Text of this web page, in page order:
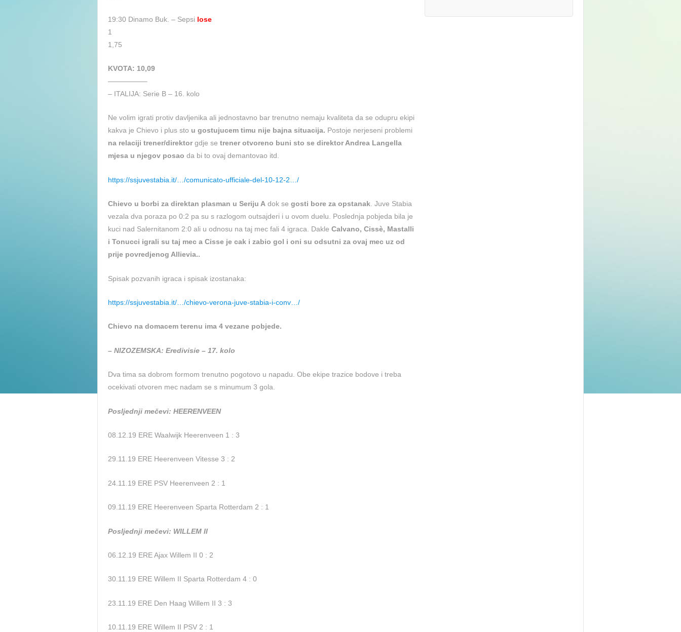
19:30 Dinamo Buk. – Sepsi lose
1
1,75
KVOTA: 10,09
—————–
– ITALIJA: Serie B – 16. kolo
Ne volim igrati protiv davljenika ali jednostavno bar trenutno nemaju kvaliteta da se odupru ekipi
kakva je Chievo i plus sto u gostujucem timu nije bajna situacija. Postoje nerjeseni problemi
na relaciji trener/direktor gdje se trener otvoreno buni sto se direktor Andrea Langella
mjesa u njegov posao da bi to ovaj demantovao itd.
https://ssjuvestabia.it/…/comunicato-ufficiale-del-10-12-2…/
Chievo u borbi za direktan plasman u Seriju A dok se gosti bore za opstanak. Juve Stabia
vezala dva poraza po 0:2 pa su s razlogom outsajderi i u ovom duelu. Poslednja pobjeda bila je
kuci nad Salernitanom 2:0 ali u odnosu na taj mec fali 4 igraca. Dakle Calvano, Cissè, Mastalli
i Tonucci igrali su taj mec a Cisse je cak i zabio gol i oni su odsutni za ovaj mec uz od
prije povredjenog Allievia..
Spisak pozvanih igraca i spisak izostanaka:
https://ssjuvestabia.it/…/chievo-verona-juve-stabia-i-conv…/
Chievo na domacem terenu ima 4 vezane pobjede.
– NIZOZEMSKA: Eredivisie – 17. kolo
Dva tima sa dobrom formom trenutno pogotovo u napadu. Obe ekipe trazice bodove i treba
ocekivati otvoren mec nadam se s minumum 3 gola.
Posljednji mečevi: HEERENVEEN
08.12.19 ERE Waalwijk Heerenveen 1 : 3
29.11.19 ERE Heerenveen Vitesse 3 : 2
24.11.19 ERE PSV Heerenveen 2 : 1
09.11.19 ERE Heerenveen Sparta Rotterdam 2 : 1
Posljednji mečevi: WILLEM II
06.12.19 ERE Ajax Willem II 0 : 2
30.11.19 ERE Willem II Sparta Rotterdam 4 : 0
23.11.19 ERE Den Haag Willem II 3 : 3
10.11.19 ERE Willem II PSV 2 : 1